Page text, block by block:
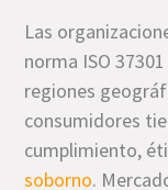
Las
norma ISO
regiones
consumidores
cumplimiento,
soborno.